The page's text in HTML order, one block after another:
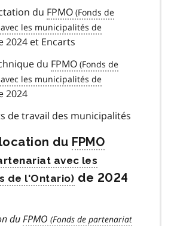
du FPMO
2024 et Encarts
du FPMO
2024
de travail des municipalités
du FPMO
de 2024
duFPMO